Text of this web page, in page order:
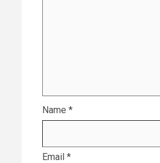
Name *
Email *